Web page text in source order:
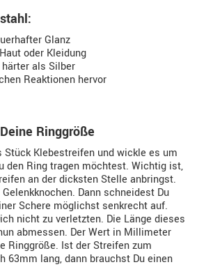
Glanz
oder Kleidung
als Silber
Reaktionen hervor
Ringgröße
Stück Klebestreifen und wickle es um
den Ring tragen möchtest. Wichtig ist,
an der dicksten Stelle anbringst.
Dann schneidest Du
Schere möglichst senkrecht auf.
nicht zu verletzten. Die Länge dieses
abmessen. Der Wert in Millimeter
Ringgröße. Ist der Streifen zum
63mm lang, dann brauchst Du einen